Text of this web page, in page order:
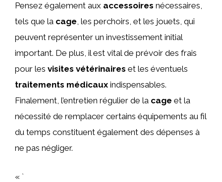
Pensez également aux accessoires nécessaires,
tels que la cage, les perchoirs, et les jouets, qui
peuvent représenter un investissement initial
important. De plus, il est vital de prévoir des frais
pour les visites vétérinaires et les éventuels
traitements médicaux indispensables.
Finalement, l’entretien régulier de la cage et la
nécessité de remplacer certains équipements au fil
du temps constituent également des dépenses à
ne pas négliger.
« `